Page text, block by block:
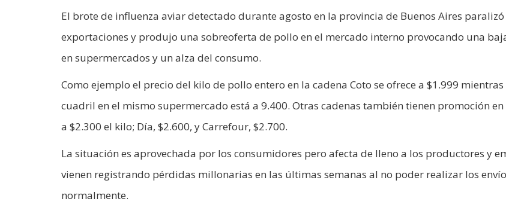
El brote de influenza aviar detectado durante agosto en la provincia de Buenos Aires paralizó
exportaciones y produjo una sobreoferta de pollo en el mercado interno provocando una
en supermercados y un alza del consumo.
Como ejemplo el precio del kilo de pollo entero en la cadena Coto se ofrece a $1.999
cuadril en el mismo supermercado está a 9.400. Otras cadenas también tienen promoción en
a $2.300 el kilo; Día, $2.600, y Carrefour, $2.700.
La situación es aprovechada por los consumidores pero afecta de lleno a los productores y
vienen registrando pérdidas millonarias en las últimas semanas al no poder realizar los
normalmente.